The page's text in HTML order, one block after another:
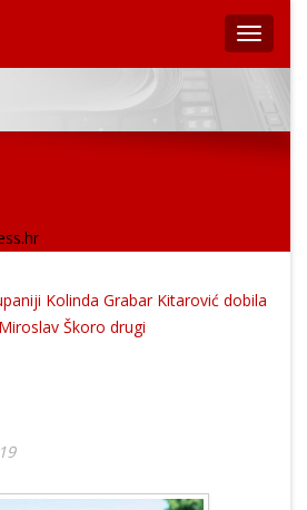
Kolinda Grabar Kitarović dobila
Škoro drugi